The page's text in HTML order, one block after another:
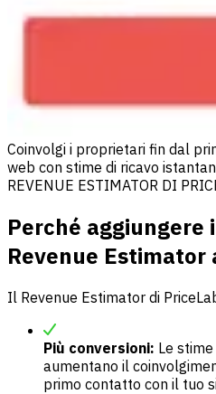
Coinvolgi i proprietari fin dal
web con stime di ricavo
REVENUE ESTIMATOR DI
Perché aggiungere
Revenue Estimator
Il Revenue Estimator di
Più conversioni: Le
aumentano il
primo contatto con il tuo